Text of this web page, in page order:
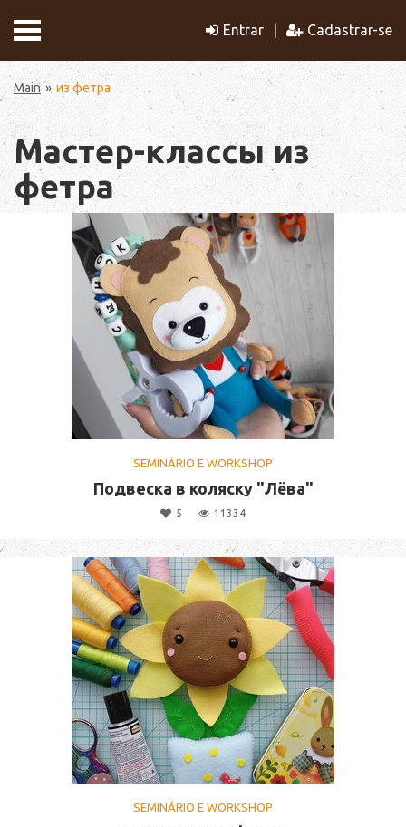
Entrar Cadastrar-se
Main из фетра
Мастер-классы из
фетра
SEMINÁRIO E WORKSHOP
Подвеска в коляску "Лёва"
5 11334
SEMINÁRIO E WORKSHOP